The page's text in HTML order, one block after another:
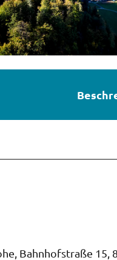
Bahnhofstraße 15,